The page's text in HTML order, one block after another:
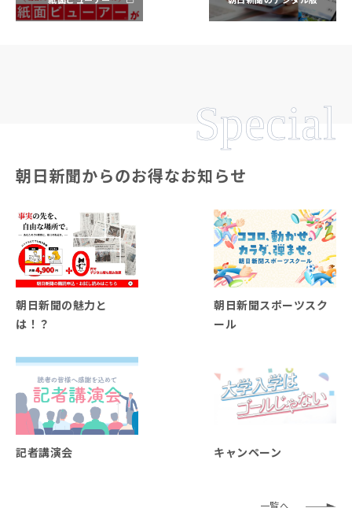
Special
朝日新聞からのお得なお知らせ
朝日新聞の魅力と
は！？
朝日新聞スポーツスク
ール
記者講演会 キャンペーン
一覧へ